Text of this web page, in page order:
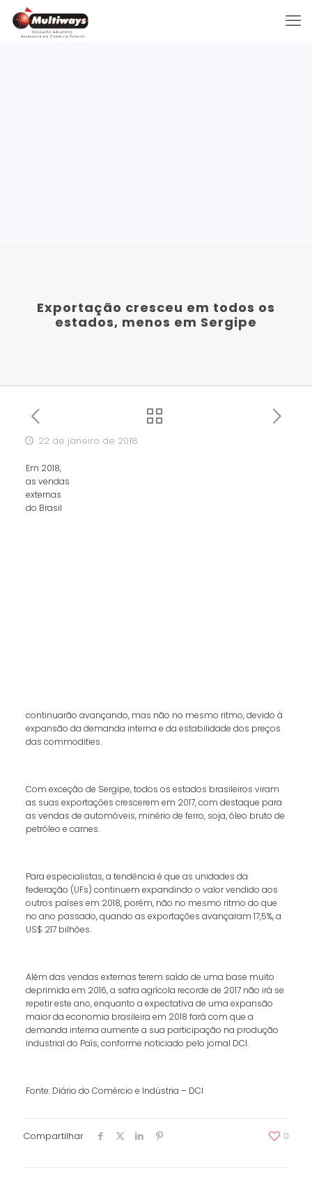
Exportação cresceu em todos os
estados, menos em Sergipe
22 de janeiro de 2018
Em 2018,
as vendas
externas
do Brasil
continuarão avançando, mas não no mesmo ritmo, devido à
expansão da demanda interna e da estabilidade dos preços
das commodities.
Com exceção de Sergipe, todos os estados brasileiros viram
as suas exportações crescerem em 2017, com destaque para
as vendas de automóveis, minério de ferro, soja, óleo bruto de
petróleo e carnes.
Para especialistas, a tendência é que as unidades da
federação (UFs) continuem expandindo o valor vendido aos
outros países em 2018, porém, não no mesmo ritmo do que
no ano passado, quando as exportações avançaram 17,5%, a
US$ 217 bilhões.
Além das vendas externas terem saído de uma base muito
deprimida em 2016, a safra agrícola recorde de 2017 não irá se
repetir este ano, enquanto a expectativa de uma expansão
maior da economia brasileira em 2018 fará com que a
demanda interna aumente a sua participação na produção
industrial do País, conforme noticiado pelo jornal DCI.
Fonte: Diário do Comércio e Indústria – DCI
Compartilhar 0